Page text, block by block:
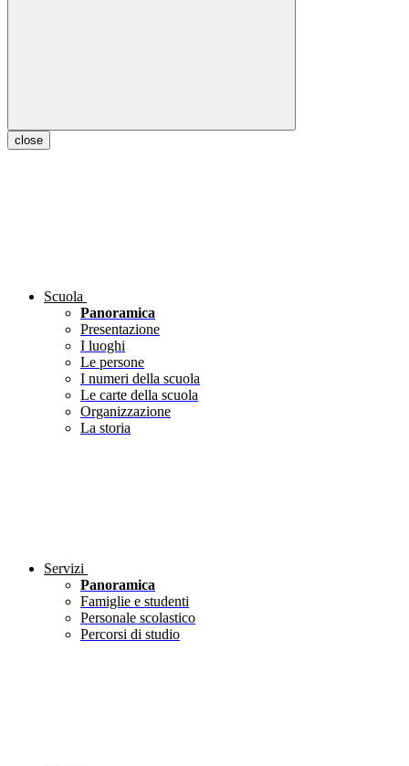
close
Scuola
Panoramica
Presentazione
I luoghi
Le persone
I numeri della scuola
Le carte della scuola
Organizzazione
La storia
Servizi
Panoramica
Famiglie e studenti
Personale scolastico
Percorsi di studio